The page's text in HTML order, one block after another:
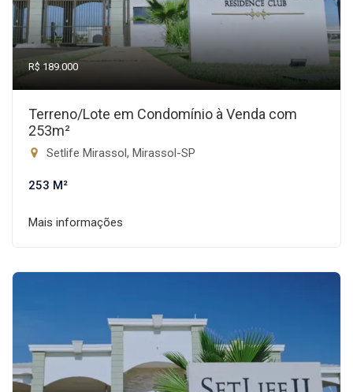
R$ 189.000
Terreno/Lote em Condomínio à Venda com
253m²
Setlife Mirassol, Mirassol-SP
253 M²
Mais informações